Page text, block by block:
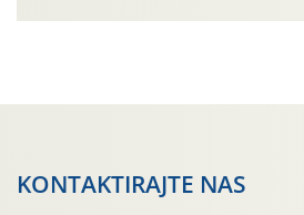
KONTAKTIRAJTE NAS